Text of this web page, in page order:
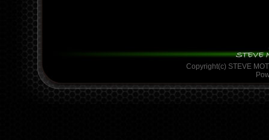
Copyright(c) STEVE